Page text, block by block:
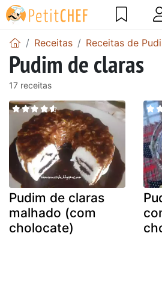
Receitas Receitas de
Pudim de claras
17 receitas
Pudim de claras
malhado (com
cholocate)